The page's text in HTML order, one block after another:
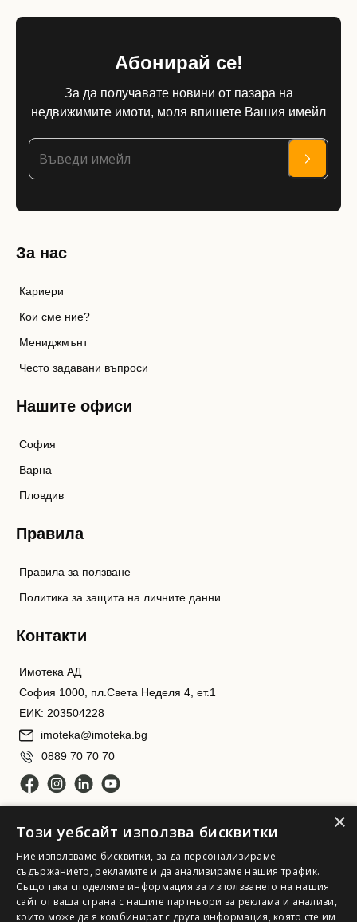
Абонирай се!
За да получавате новини от пазара на
недвижимите имоти, моля впишете Вашия имейл
За нас
Кариери
Кои сме ние?
Мениджмънт
Често задавани въпроси
Нашите офиси
София
Варна
Пловдив
Правила
Правила за ползване
Политика за защита на личните данни
Контакти
Имотека АД
София 1000, пл.Света Неделя 4, ет.1
ЕИК: 203504228
imoteka@imoteka.bg
0889 70 70 70
Имотека АД. Всички права запазени
×
Този уебсайт използва бисквитки
Ние използваме бисквитки, за да персонализираме
съдържанието, рекламите и да анализираме нашия трафик.
Също така споделяме информация за използването на нашия
сайт от ваша страна с нашите партньори за реклама и анализи,
които може да я комбинират с друга информация, която сте им